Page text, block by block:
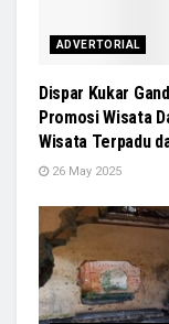
ADVERTORIAL
Dispar Kukar
Promosi Wisata
Wisata Terpadu
26 May 2025